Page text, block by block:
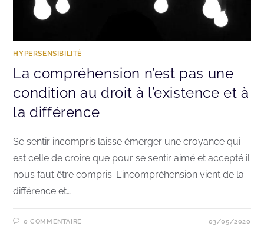
HYPERSENSIBILITÉ
La compréhension n’est pas une
condition au droit à l’existence et à
la différence
Se sentir incompris laisse émerger une croyance qui
est celle de croire que pour se sentir aimé et accepté il
nous faut être compris. L'incompréhension vient de la
différence et…
0 COMMENTAIRE 03/05/2020